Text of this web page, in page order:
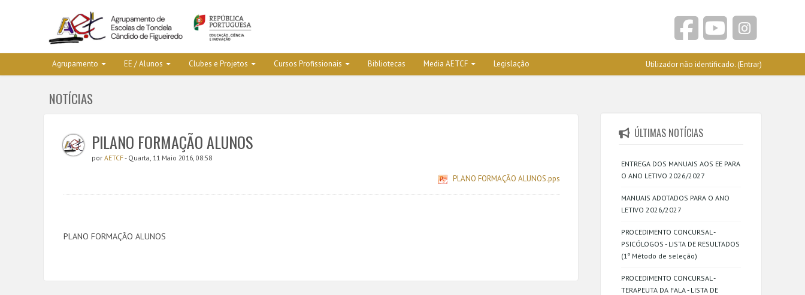
Agrupamento EE / Alunos Clubes e Projetos Cursos Profissionais Bibliotecas Media AETCF Legislação Utilizador não identificado. (Entrar)
NOTÍCIAS
PlLANO FORMAÇÃO ALUNOS
por AETCF- Quarta, 11 Maio 2016, 08:58
PLANO FORMAÇÃO ALUNOS.pps
PLANO FORMAÇÃO ALUNOS
ÚLTIMAS NOTÍCIAS
ENTREGA DOS MANUAIS AOS EE PARA
O ANO LETIVO 2026/2027
MANUAIS ADOTADOS PARA O ANO
LETIVO 2026/2027
PROCEDIMENTO CONCURSAL -
PSICÓLOGOS - LISTA DE RESULTADOS
(1º Método de seleção)
PROCEDIMENTO CONCURSAL -
TERAPEUTA DA FALA - LISTA DE